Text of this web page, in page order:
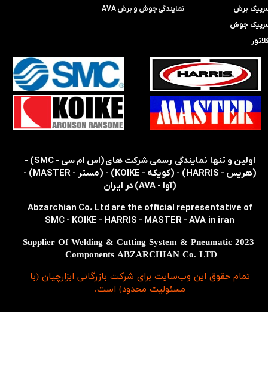
برش
جوش
​​​​نمایندگی​​​​​​​جوش و برش AVA
تمام حقوق اين وب‌سايت برای شرکت بازرگانی ابزارچیان (با
مسئولیت محدود) است.
2023 Supplier Of Welding & Cutting System & Pneumatic
Components ABZARCHIAN Co. LTD
​​اولین و تنها نمایندگی رسمی شرکت های (اس ام سی - SMC) -
(هریس - HARRIS) - (کویکه - KOIKE) - (مستر - MASTER) -
(آوا - AVA) در ایران
Abzarchian Co. Ltd are the official representative of
SMC - KOIKE - HARRIS - MASTER - AVA in iran